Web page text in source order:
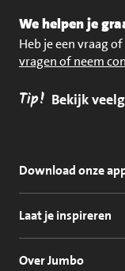
We helpen je
Heb je een vraag
vragen of neem
Tip! Bekijk
Download onze
Laat je inspireren
Over Jumbo